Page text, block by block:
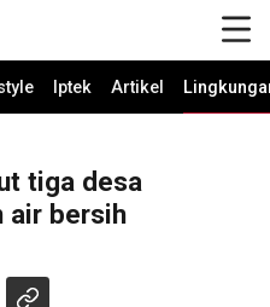
Iptek Artikel
tiga desa
air bersih